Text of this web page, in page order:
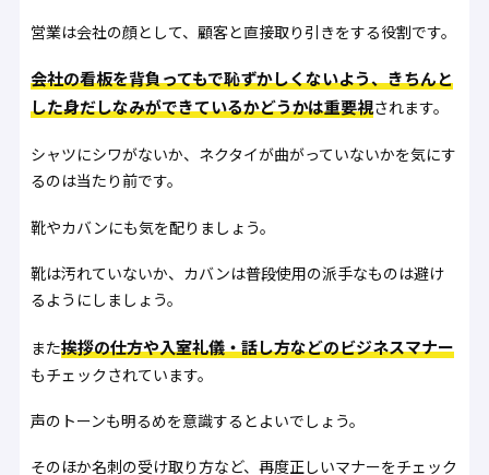
営業は会社の顔として、顧客と直接取り引きをする役割です。
会社の看板を背負ってもで恥ずかしくないよう、きちんと
した身だしなみができているかどうかは重要視されます。
シャツにシワがないか、ネクタイが曲がっていないかを気にす
るのは当たり前です。
靴やカバンにも気を配りましょう。
靴は汚れていないか、カバンは普段使用の派手なものは避け
るようにしましょう。
また挨拶の仕方や入室礼儀・話し方などのビジネスマナー
もチェックされています。
声のトーンも明るめを意識するとよいでしょう。
そのほか名刺の受け取り方など、再度正しいマナーをチェック